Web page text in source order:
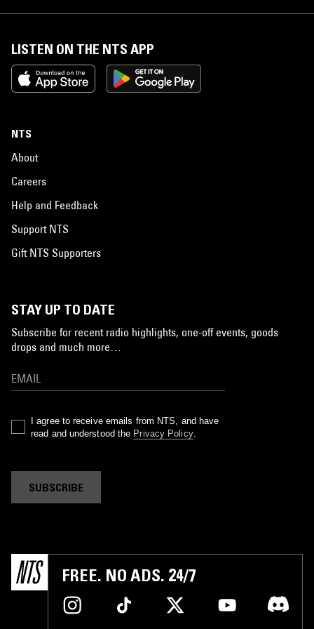
LISTEN ON THE NTS APP
NTS
About
Careers
Help and Feedback
Support NTS
Gift NTS Supporters
STAY UP TO DATE
Subscribe for recent radio highlights, one-off events, goods
drops and much more…
I agree to receive emails from NTS, and have
read and understood the Privacy Policy.
SUBSCRIBE
FREE. NO ADS. 24/7